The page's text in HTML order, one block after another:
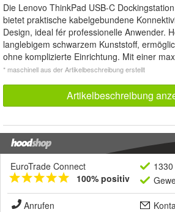
Die Lenovo ThinkPad USB-C
bietet praktische kabelgebundene
Design, ideal fér professionelle Anwender.
langlebigem schwarzem Kunststoff,
ohne komplizierte Einrichtung. Mit einer
* maschinell aus der Artikelbeschreibung erstellt
Artikelbeschreibung
EuroTrade Connect
100% positiv
Anrufen